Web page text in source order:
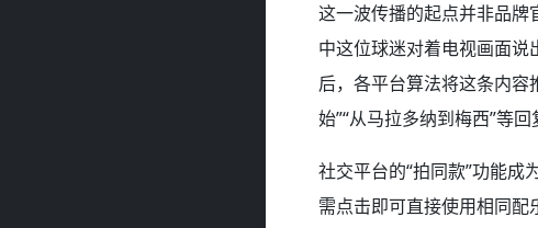
这一波传播的起点并非品
中这位球迷对着电视画面
后，各平台算法将这条内容
始”“从马拉多纳到梅西”等
社交平台的“拍同款”功能
需点击即可直接使用相同